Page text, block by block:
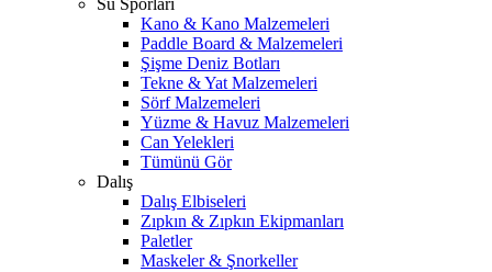
Su Sporları
Kano & Kano Malzemeleri
Paddle Board & Malzemeleri
Şişme Deniz Botları
Tekne & Yat Malzemeleri
Sörf Malzemeleri
Yüzme & Havuz Malzemeleri
Can Yelekleri
Tümünü Gör
Dalış
Dalış Elbiseleri
Zıpkın & Zıpkın Ekipmanları
Paletler
Maskeler & Şnorkeller